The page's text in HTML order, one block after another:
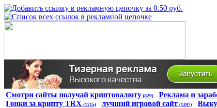
Смотри сайты получай криптовалюту (829)
Реклама и
Гонки за крипту TRX (1715) лучший игровой сайт (1397)